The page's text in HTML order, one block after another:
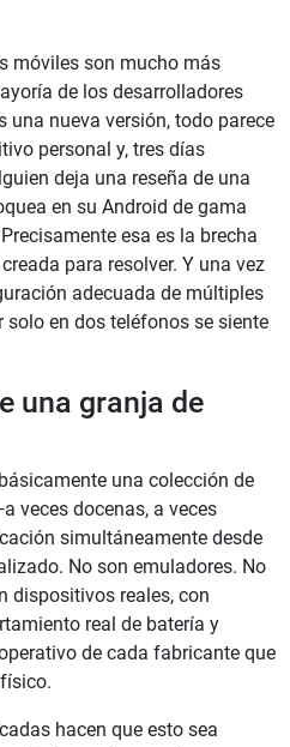
móviles son mucho más
de los desarrolladores
nueva versión, todo parece
personal y, tres días
deja una reseña de una
en su Android de gama
esa es la brecha
para resolver. Y una vez
adecuada de múltiples
en dos teléfonos se siente
una granja de
una colección de
veces docenas, a veces
simultáneamente desde
No son emuladores. No
dispositivos reales, con
real de batería y
de cada fabricante que
hacen que esto sea